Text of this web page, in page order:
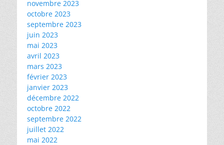
novembre 2023
octobre 2023
septembre 2023
juin 2023
mai 2023
avril 2023
mars 2023
février 2023
janvier 2023
décembre 2022
octobre 2022
septembre 2022
juillet 2022
mai 2022